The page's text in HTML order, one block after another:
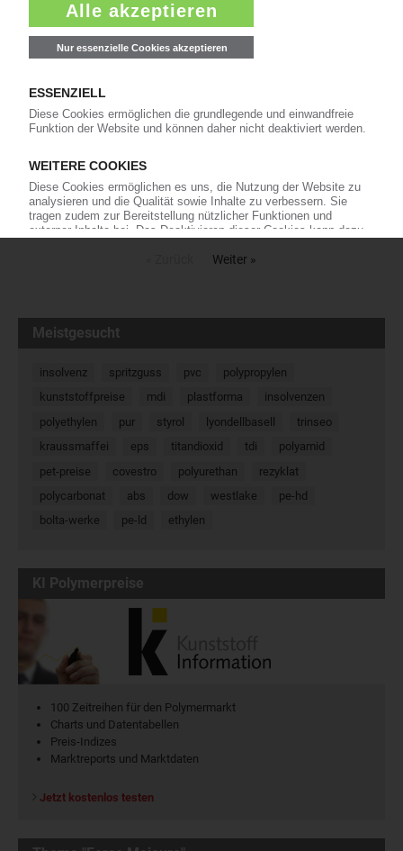
26.08.2025
Multipet
Herber Schlag für die Recycling-Aktivitäten in
Entsorgungsdienstleister Veolia legt die Werke der beiden
Recycling-Schwesterbetriebe Multipet und Multiport zum Ende des
Jahres still. Das erfuhr KI aus gut…21.07.2025
Weiter »
Meistgesucht
insolvenz spritzguss pvc
polypropylen
kunststoffpreise
mdi plastforma
insolvenzen
polyethylen
pur styrol lyondellbasell
trinseo
kraussmaffei
eps titandioxid tdi
polyamid
pet-preise
covestro polyurethan
rezyklat
polycarbonat
abs dow westlake
pe-hd
bolta-werke
pe-ld ethylen
KI Polymerpreise
100 Zeitreihen für den Polymermarkt
Charts und Datentabellen
Preis-Indizes
Marktreports und Marktdaten
Jetzt kostenlos testen